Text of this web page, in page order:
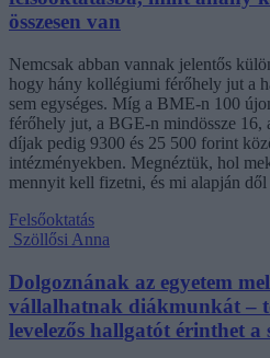
összesen van
Nemcsak abban vannak jelentős
hogy hány kollégiumi férőhely jut a
sem egységes. Míg a BME-n 100
férőhely jut, a BGE-n mindössze
díjak pedig 9300 és 25 500 forint
intézményekben. Megnéztük, hol
mennyit kell fizetni, és mi alapján
Felsőoktatás
Szöllősi Anna
Dolgoznának az egyetem
vállalhatnak diákmunkát –
levelezős hallgatót érinthet a